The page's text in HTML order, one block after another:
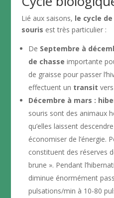
Lié aux saisons, le cycle
souris est très particulier :
De Septembre à
de chasse importante
de graisse pour passer
effectuent un transit
Décembre à mars :
souris sont des animaux
qu’elles laissent
économiser de l’énergie.
constituent des réserves
brune ». Pendant
diminue énormément
pulsations/min à 10-80